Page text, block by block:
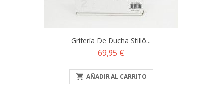
Grifería De Ducha Stillö...
Precio
69,95 €
 AÑADIR AL CARRITO